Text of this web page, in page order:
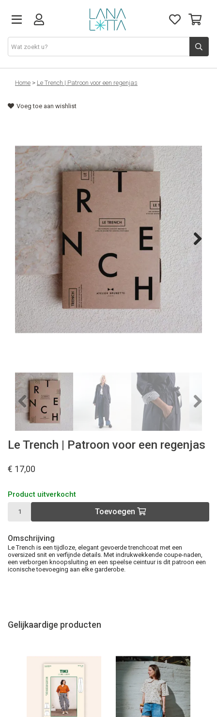
Stoffen
Fournituren
Patronen
Naaimachines
Workshops
Tips & tricks
Cadeaubon
Solden
Contact
Home > Le Trench | Patroon voor een regenjas
Voeg toe aan wishlist
Next
Previous
Le Trench | Patroon voor een regenjas
€ 17,00
Product uitverkocht
Toevoegen
Omschrijving
Le Trench is een tijdloze, elegant gevoerde trenchcoat met een
oversized snit en verfijnde details. Met indrukwekkende coupe-naden,
een verborgen knoopsluiting en een speelse ceintuur is dit patroon een
iconische toevoeging aan elke garderobe.
Gelijkaardige producten